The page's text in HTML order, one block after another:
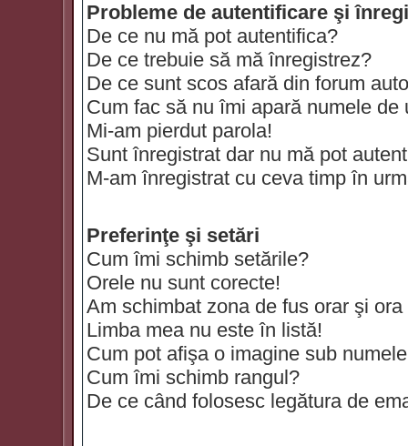
Probleme de autentificare şi
De ce nu mă pot autentifica?
De ce trebuie să mă înregistrez?
De ce sunt scos afară din forum
Cum fac să nu îmi apară numele
Mi-am pierdut parola!
Sunt înregistrat dar nu mă pot
M-am înregistrat cu ceva timp în
Preferinţe şi setări
Cum îmi schimb setările?
Orele nu sunt corecte!
Am schimbat zona de fus orar şi
Limba mea nu este în listă!
Cum pot afişa o imagine sub
Cum îmi schimb rangul?
De ce când folosesc legătura de